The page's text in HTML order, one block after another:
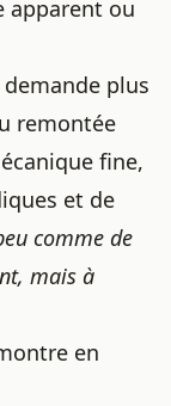
apparent ou
plus
remontée
fine,
et de
comme de
mais à
en